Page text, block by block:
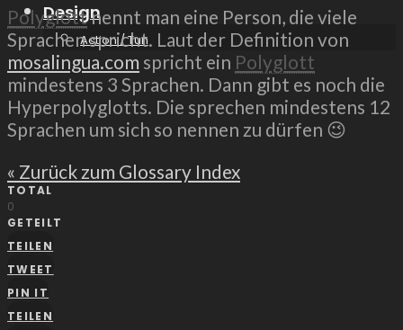
Design
Action / Tun
Polyglottnennt man eine Person, die viele
Sprachen spricht. Laut der Definition von
mosalingua.com spricht ein Polyglott
mindestens 3 Sprachen. Dann gibt es noch die
Hyperpolyglotts. Die sprechen mindestens 12
Sprachen um sich so nennen zu dürfen 😉
« Zurück zum Glossary Index
TOTAL
0
GETEILT
TEILEN
TWEET
PIN IT
TEILEN